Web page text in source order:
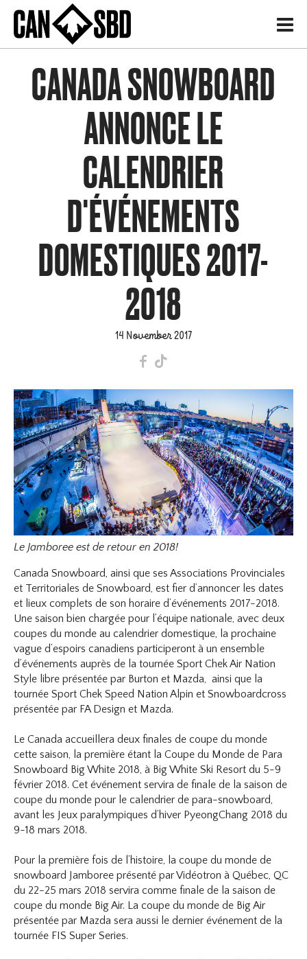
H
CANADA SNOWBOARD
ANNONCE LE
CALENDRIER
D'ÉVÉNEMENTS
DOMESTIQUES 2017-
2018
14 November 2017
F T
Le Jamboree est de retour en 2018!
Canada Snowboard, ainsi que ses Associations Provinciales
et Territoriales de Snowboard, est fier d’annoncer les dates
et lieux complets de son horaire d’événements 2017-2018.
Une saison bien chargée pour l’équipe nationale, avec deux
coupes du monde au calendrier domestique, la prochaine
vague d’espoirs canadiens participeront à un ensemble
d’événements auprès de la tournée Sport Chek Air Nation
Style libre présentée par Burton et Mazda, ainsi que la
tournée Sport Chek Speed Nation Alpin et Snowboardcross
présentée par FA Design et Mazda.
Le Canada accueillera deux finales de coupe du monde
cette saison, la première étant la Coupe du Monde de Para
Snowboard Big White 2018, à Big White Ski Resort du 5-9
février 2018. Cet événement servira de finale de la saison de
coupe du monde pour le calendrier de para-snowboard,
avant les Jeux paralympiques d’hiver PyeongChang 2018 du
9-18 mars 2018.
Pour la première fois de l’histoire, la coupe du monde de
snowboard Jamboree présenté par Vidéotron à Québec, QC
du 22-25 mars 2018 servira comme finale de la saison de
coupe du monde Big Air. La coupe du monde de Big Air
présentée par Mazda sera aussi le dernier événement de la
tournée FIS Super Series.